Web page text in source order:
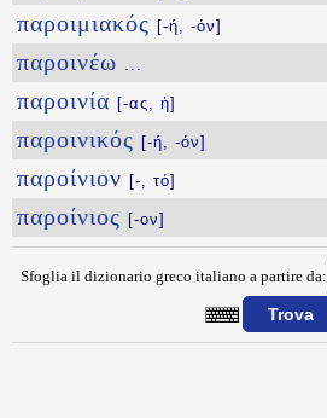
παροιμιακός [-ή, -όν]
παροινέω ...
παροινία [-ας, ἡ]
παροινικός [-ή, -όν]
παροίνιον [-, τό]
παροίνιος [-ον]
Sfoglia il dizionario greco italiano a partire da: